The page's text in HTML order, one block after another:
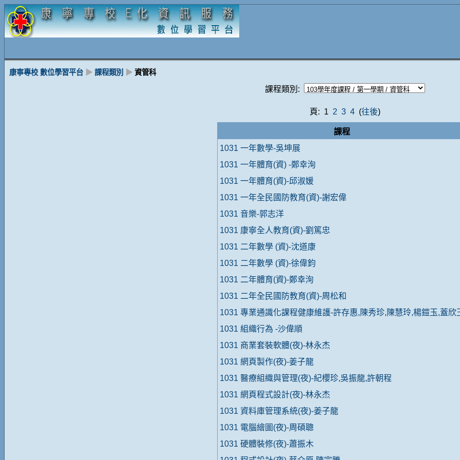
康寧專校 數位學習平台 ▶ 課程類別 ▶ 資管科
課程類別:
頁: 1 2 3 4 (往後)
課程
1031 一年數學-吳坤展
1031 一年體育(資) -鄭幸洵
1031 一年體育(資)-邱淑媛
1031 一年全民國防教育(資)-謝宏偉
1031 音樂-郭志洋
1031 康寧全人教育(資)-劉篤忠
1031 二年數學 (資)-沈道康
1031 二年數學 (資)-徐偉鈞
1031 二年體育(資)-鄭幸洵
1031 二年全民國防教育(資)-周松和
1031 專業通識化課程健康維護-許存惠,陳秀珍,陳慧玲,楊鎧玉,蓋欣
1031 組織行為 -沙偉順
1031 商業套裝軟體(夜)-林永杰
1031 網頁製作(夜)-姜子龍
1031 醫療組織與管理(夜)-紀櫻珍,吳振龍,許朝程
1031 網頁程式設計(夜)-林永杰
1031 資料庫管理系統(夜)-姜子龍
1031 電腦繪圖(夜)-周碩聰
1031 硬體裝修(夜)-蕭振木